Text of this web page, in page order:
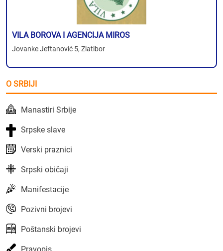
VILA BOROVA I AGENCIJA MIROS
Jovanke Jeftanović 5, Zlatibor
O SRBIJI
Manastiri Srbije
Srpske slave
Verski praznici
Srpski običaji
Manifestacije
Pozivni brojevi
Poštanski brojevi
Pravopis